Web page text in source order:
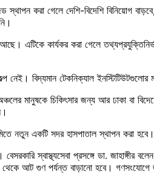
গেলে দেশি-বিদেশি বিনিয়োগ বাড়বে,
এটিকে কার্যকর করা গেলে
নেই। বিদ্যমান টেকনিক্যাল
মানুষকে চিকিৎসার জন্য আর ঢাকা বা
নতুন একটি সদর হাসপাতাল স্থাপন করা হবে।
স্বাস্থ্যসেবা প্রসঙ্গে ডা. জাহাঙ্গীর
আট গুণ পর্যন্ত বাড়ানো হবে। গণসংযোগে